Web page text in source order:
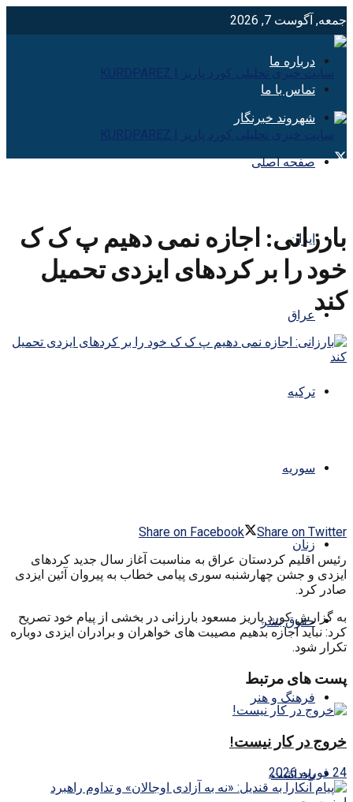
جمعه, آگوست 7, 2026
درباره ما
تماس با ما
شهروند خبرنگار
صفحه اصلی
ایران
عراق
ترکیه
سوریه
زنان
حقوق بشر
فرهنگ و هنر
یادداشت
بارزانی: اجازه نمی دهیم پ ک ک
خود را بر کردهای ایزدی تحمیل
کند
Share on Facebook
Share on Twitter
رئیس اقلیم کردستان عراق به مناسبت آغاز سال جدید کردهای
ایزدی و جشن چهارشنبه سوری پیامی خطاب به پیروان آئین ایزدی
صادر کرد.
به گزارش کورد پاریز مسعود بارزانی در بخشی از پیام خود تصریح
کرد: نباید اجازه بدهیم مصیبت های خواهران و برادران ایزدی دوباره
تکرار شود.
پست های مرتبط
خروج در کار نیست!
24 فوریه 2026